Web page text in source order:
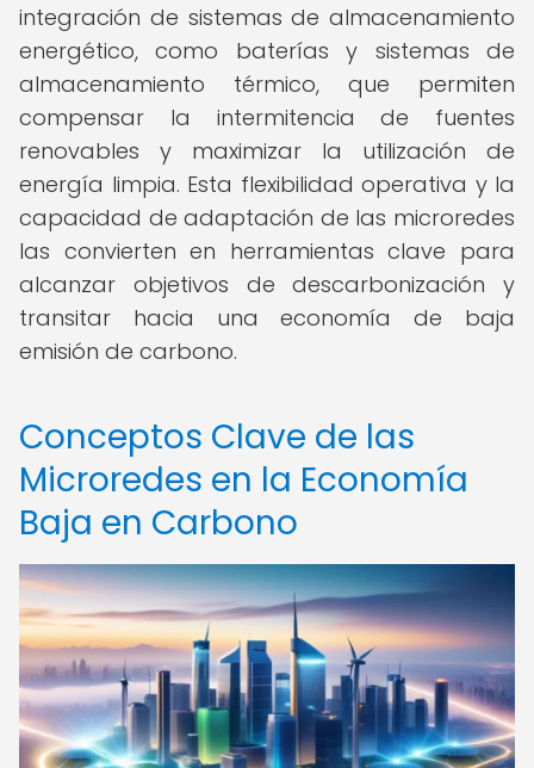
integración de sistemas de almacenamiento
energético, como baterías y sistemas de
almacenamiento térmico, que permiten
compensar la intermitencia de fuentes
renovables y maximizar la utilización de
energía limpia. Esta flexibilidad operativa y la
capacidad de adaptación de las microredes
las convierten en herramientas clave para
alcanzar objetivos de descarbonización y
transitar hacia una economía de baja
emisión de carbono.
Conceptos Clave de las
Microredes en la Economía
Baja en Carbono